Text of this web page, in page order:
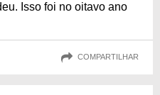
Isso foi no oitavo ano
COMPARTILHAR